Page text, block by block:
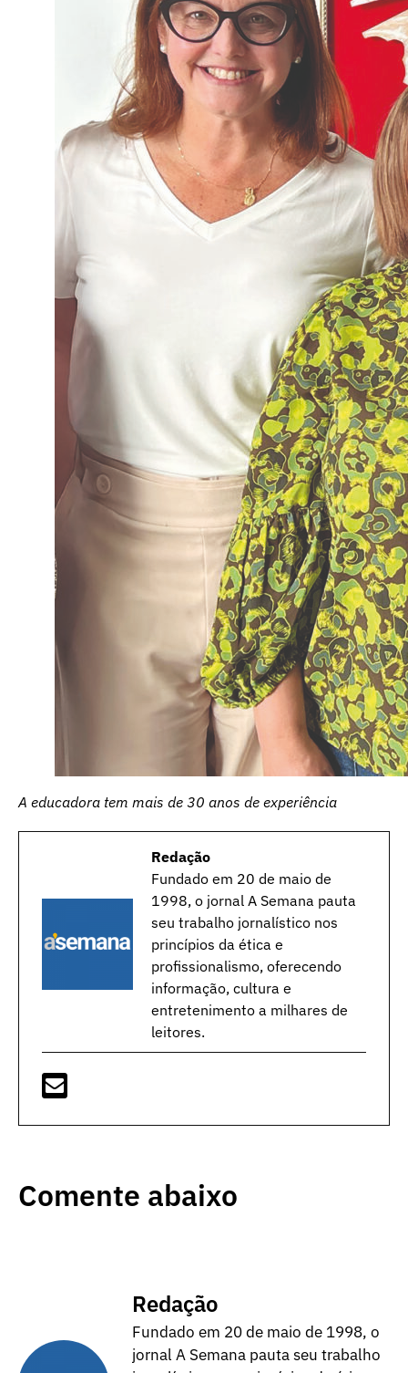
A educadora tem mais de 30 anos de experiência
Redação
Fundado em 20 de maio de
1998, o jornal A Semana pauta
seu trabalho jornalístico nos
princípios da ética e
profissionalismo, oferecendo
informação, cultura e
entretenimento a milhares de
leitores.
Comente abaixo
Redação
Fundado em 20 de maio de 1998, o
jornal A Semana pauta seu trabalho